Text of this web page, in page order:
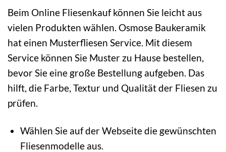
Beim Online Fliesenkauf können Sie leicht aus
vielen Produkten wählen. Osmose Baukeramik
hat einen Musterfliesen Service. Mit diesem
Service können Sie Muster zu Hause bestellen,
bevor Sie eine große Bestellung aufgeben. Das
hilft, die Farbe, Textur und Qualität der Fliesen zu
prüfen.
Wählen Sie auf der Webseite die gewünschten
Fliesenmodelle aus.